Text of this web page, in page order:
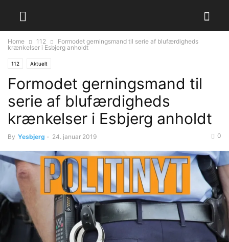
Home 112
Formodet gerningsmand til serie af blufærdigheds
krænkelser i Esbjerg anholdt
112 Aktuelt
Formodet gerningsmand til
serie af blufærdigheds
krænkelser i Esbjerg anholdt
By Yesbjerg - 24. januar 2019 0